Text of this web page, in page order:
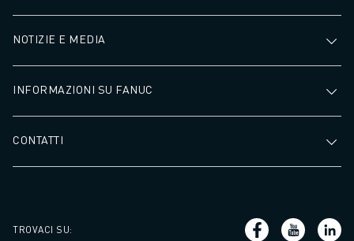
NOTIZIE E MEDIA
INFORMAZIONI SU FANUC
CONTATTI
TROVACI SU: